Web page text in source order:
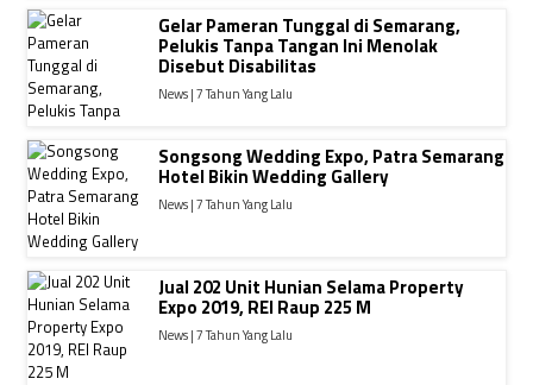
Gelar Pameran Tunggal di Semarang,
Pelukis Tanpa Tangan Ini Menolak
Disebut Disabilitas
News | 7 Tahun Yang Lalu
Songsong Wedding Expo, Patra Semarang
Hotel Bikin Wedding Gallery
News | 7 Tahun Yang Lalu
Jual 202 Unit Hunian Selama Property
Expo 2019, REI Raup 225 M
News | 7 Tahun Yang Lalu